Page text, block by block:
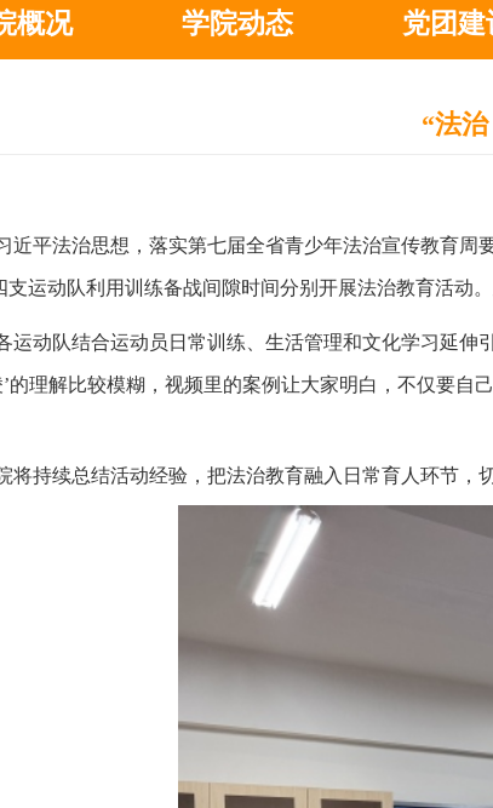
概况 学院动态 党团建
“法
近平法治思想，落实第七届全省青少年法治宣传教育周
支运动队利用训练备战间隙时间分别开展法治教育活动
运动队结合运动员日常训练、生活管理和文化学习延伸
’的理解比较模糊，视频里的案例让大家明白，不仅要
将持续总结活动经验，把法治教育融入日常育人环节，